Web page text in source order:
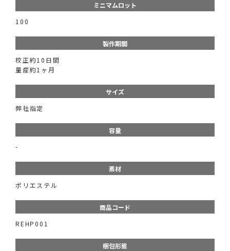
ミニマムロット
100
製作期間
校正約10日間
量産約1ヶ月
サイズ
弊社指定
容量
-
素材
ポリエステル
商品コード
REHP001
梱包形態